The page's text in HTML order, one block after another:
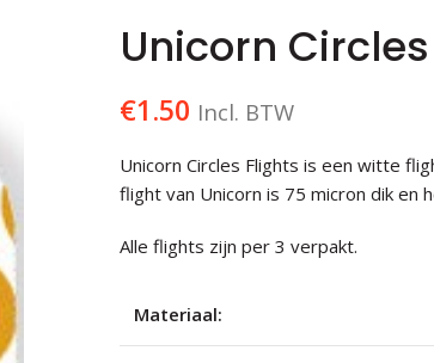
Unicorn
€1.50 Incl. BTW
Unicorn Circles Flights is een witte
flight van Unicorn is 75 micron dik en
Alle flights zijn per 3 verpakt.
Materiaal: